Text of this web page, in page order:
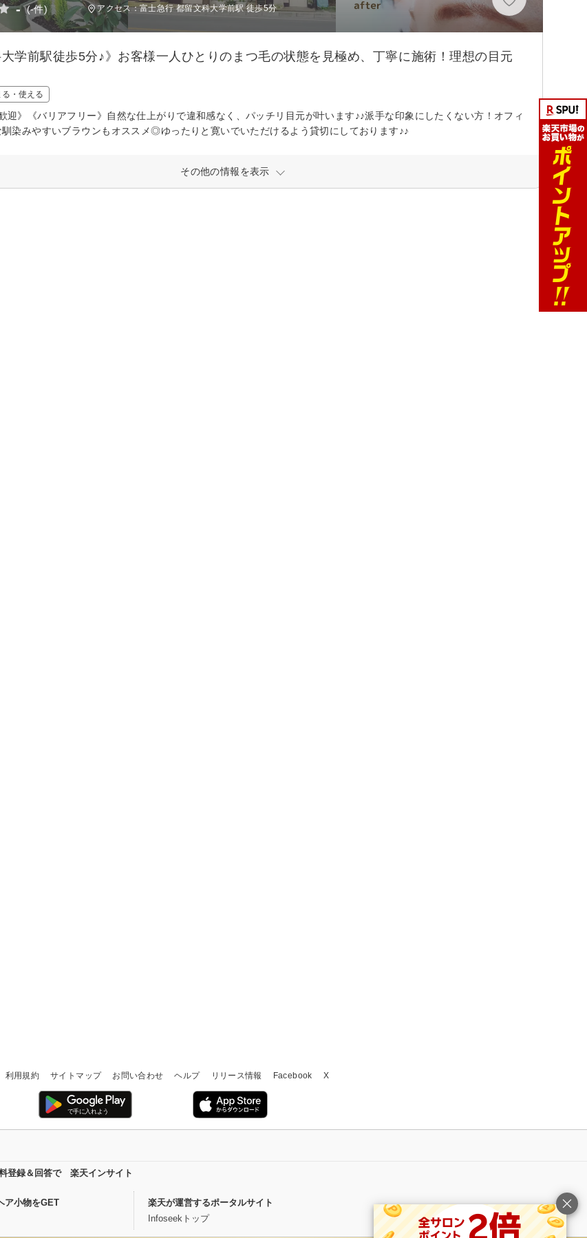
- (-件) アクセス：富士急行 都留文科大学前駅 徒歩5分
大学前駅徒歩5分♪》お客様一人ひとりのまつ毛の状態を見極め、丁寧に施術！理想の目元
・使える
迎》《バリアフリー》自然な仕上がりで違和感なく、パッチリ目元が叶います♪♪派手な印象にしたくない方！オフィ
馴染みやすいブラウンもオススメ◎ゆったりと寛いでいただけるよう貸切にしております♪♪
その他の情報を表示
利用規約 サイトマップ お問い合わせ ヘルプ リリース情報 Facebook X
登録＆回答で 楽天インサイト
ア小物をGET
楽天が運営するポータルサイト
Infoseekトップ